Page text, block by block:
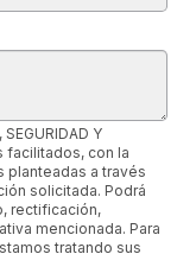
Y
facilitados, con la
planteadas a través
solicitada. Podrá
rectificación,
mencionada. Para
tratando sus